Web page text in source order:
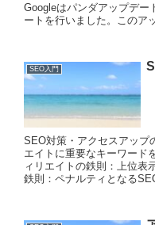
Googleはパンダアップデー
ートを行いました。このア
SEO入門
SEO対策・アクセスアップ
エイトに重要なキーワード
ィリエイトの鉄則：上位表
鉄則：ペナルティとなる